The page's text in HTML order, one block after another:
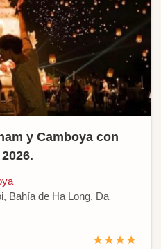
y Camboya con
Bahía de Ha Long, Da
★★★★